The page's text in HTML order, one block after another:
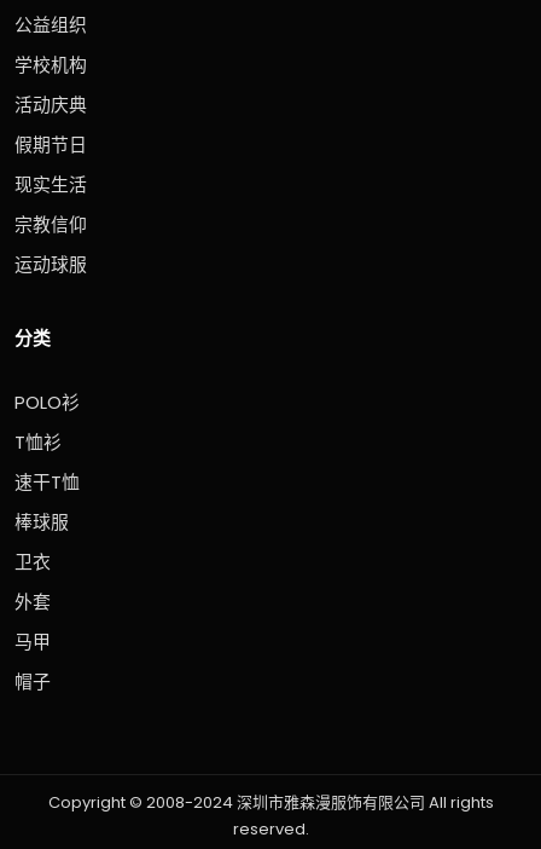
公益组织
学校机构
活动庆典
假期节日
现实生活
宗教信仰
运动球服
分类
POLO衫
T恤衫
速干T恤
棒球服
卫衣
外套
马甲
帽子
Copyright © 2008-2024 深圳市雅森漫服饰有限公司 All rights
reserved.